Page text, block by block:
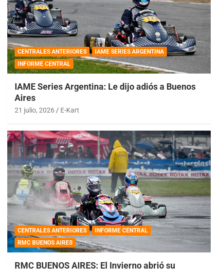
CENTRALES ANTERIORES
IAME SERIES ARGENTINA
INFORME CENTRAL
IAME Series Argentina: Le dijo adiós a Buenos
Aires
21 julio, 2026 E-Kart
CENTRALES ANTERIORES
INFORME CENTRAL
RMC BUENOS AIRES
RMC BUENOS AIRES: El Invierno abrió su